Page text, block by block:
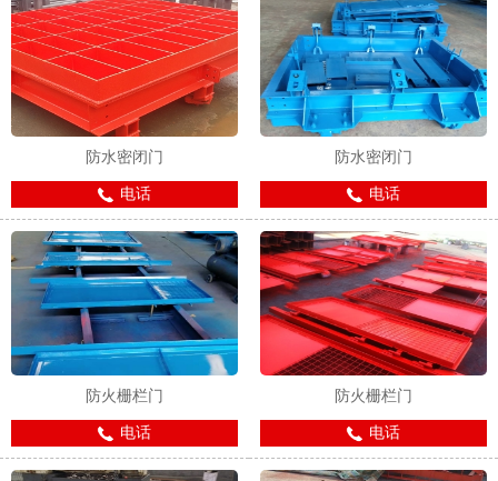
防水密闭门
电话
防水密闭门
电话
防火栅栏门
电话
防火栅栏门
电话